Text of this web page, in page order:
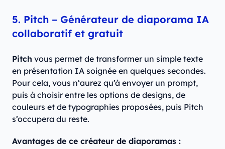
5. Pitch – Générateur de diaporama IA
collaboratif et gratuit
Pitch vous permet de transformer un simple texte
en présentation IA soignée en quelques secondes.
Pour cela, vous n‘aurez qu’à envoyer un prompt,
puis à choisir entre les options de designs, de
couleurs et de typographies proposées, puis Pitch
s’occupera du reste.
Avantages de ce créateur de diaporamas :